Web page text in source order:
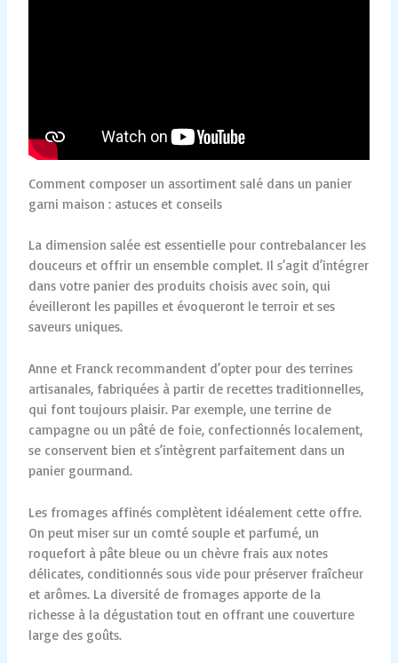
Comment composer un assortiment salé dans un panier
garni maison : astuces et conseils
La dimension salée est essentielle pour contrebalancer les
douceurs et offrir un ensemble complet. Il s’agit d’intégrer
dans votre panier des produits choisis avec soin, qui
éveilleront les papilles et évoqueront le terroir et ses
saveurs uniques.
Anne et Franck recommandent d’opter pour des terrines
artisanales, fabriquées à partir de recettes traditionnelles,
qui font toujours plaisir. Par exemple, une terrine de
campagne ou un pâté de foie, confectionnés localement,
se conservent bien et s’intègrent parfaitement dans un
panier gourmand.
Les fromages affinés complètent idéalement cette offre.
On peut miser sur un comté souple et parfumé, un
roquefort à pâte bleue ou un chèvre frais aux notes
délicates, conditionnés sous vide pour préserver fraîcheur
et arômes. La diversité de fromages apporte de la
richesse à la dégustation tout en offrant une couverture
large des goûts.